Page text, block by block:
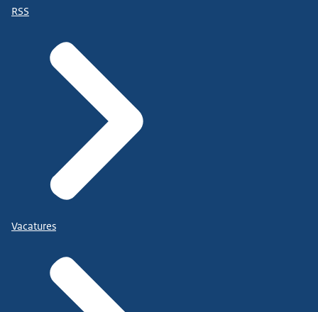
RSS
Vacatures